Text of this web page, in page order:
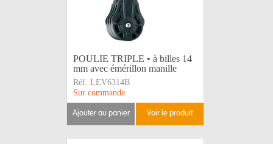
POULIE TRIPLE • à billes 14
mm avec émérillon manille
Réf: LEV6314B
Sur commande
ajouter au panier voir le produit